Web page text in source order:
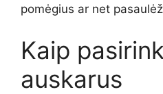
pomėgius ar net
Kaip
auskarus